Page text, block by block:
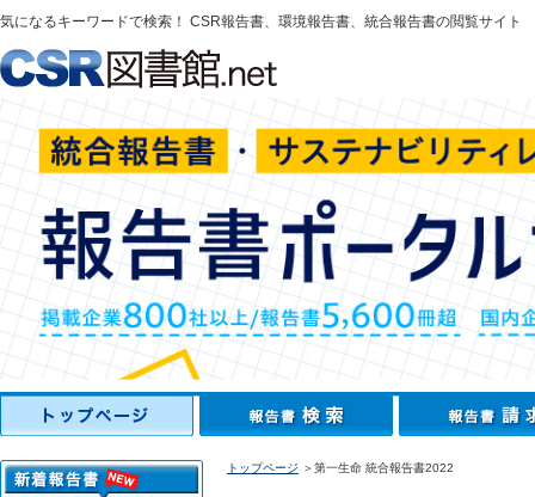
気になるキーワードで検索！ CSR報告書、環境報告書、統合報告書の閲覧サイト
トップページ ＞第一生命 統合報告書2022